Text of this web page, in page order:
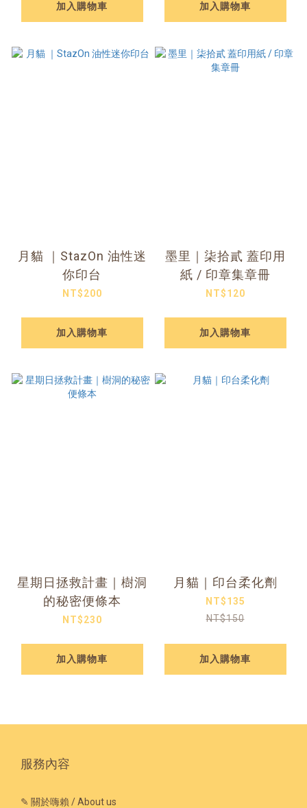
加入購物車 加入購物車
月貓 ｜StazOn 油性迷
你印台
NT$200
加入購物車
墨里｜柒拾貳 蓋印用
紙 / 印章集章冊
NT$120
加入購物車
星期日拯救計畫｜樹洞
的秘密便條本
NT$230
加入購物車
月貓｜印台柔化劑
NT$135
NT$150
加入購物車
服務內容
✎ 關於嗨賴 / About us